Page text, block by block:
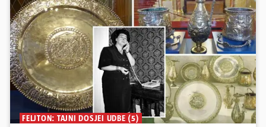
FELJTON: TAJNI DOSJEI UDBE (5)